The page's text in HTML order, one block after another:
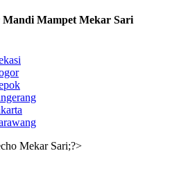
Mandi Mampet Mekar Sari